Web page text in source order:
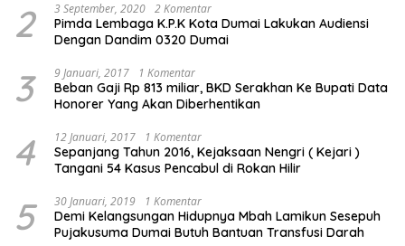
2 3 September, 2020 2 Komentar
Pimda Lembaga K.P.K Kota Dumai Lakukan Audiensi
Dengan Dandim 0320 Dumai
3 9 Januari, 2017 1 Komentar
Beban Gaji Rp 813 miliar, BKD Serakhan Ke Bupati Data
Honorer Yang Akan Diberhentikan
4 12 Januari, 2017 1 Komentar
Sepanjang Tahun 2016, Kejaksaan Nengri ( Kejari )
Tangani 54 Kasus Pencabul di Rokan Hilir
5 30 Januari, 2019 1 Komentar
Demi Kelangsungan Hidupnya Mbah Lamikun Sesepuh
Pujakusuma Dumai Butuh Bantuan Transfusi Darah